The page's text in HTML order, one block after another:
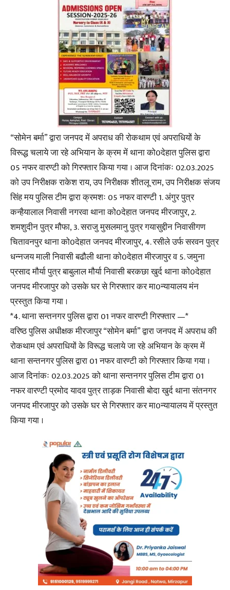
“सोमेन बर्मा” द्वारा जनपद में अपराध की रोकथाम एवं अपराधियों के
विरूद्ध चलाये जा रहे अभियान के क्रम में थाना को0देहात पुलिस द्वारा
05 नफर वारण्टी को गिरफ्तार किया गया । आज दिनांकः 02.03.2025
को उप निरीक्षक राकेश राय, उप निरीक्षक शीतलू राम, उप निरीक्षक संजय
सिंह मय पुलिस टीम द्वारा क्रमशः 05 नफर वारण्टी 1. अंगुर पुत्र
कन्हैयालाल निवासी नगरवा थाना को0देहात जनपद मीरजापुर, 2.
शमशुदीन पुत्र मौफा, 3. सराजु मुसलमानु पुत्र गयासुद्दीन निवासीगण
चितावनपुर थाना को0देहात जनपद मीरजापुर, 4. रसीले उर्फ सरवन पुत्र
धन्नजय माली निवासी बढौली थाना को0देहात मीरजापुर व 5. जमुना
प्रसाद मौर्या पुत्र बाबुलाल मौर्या निवासी बरकछा खुर्द थाना को0देहात
जनपद मीरजापुर को उसके घर से गिरफ्तार कर मा0न्यायालय मंन
प्रस्तुत किया गया ।
*4. थाना सन्तनगर पुलिस द्वारा 01 नफर वारण्टी गिरफ्तार —*
वरिष्ठ पुलिस अधीक्षक मीरजापुर “सोमेन बर्मा” द्वारा जनपद में अपराध की
रोकथाम एवं अपराधियों के विरूद्ध चलाये जा रहे अभियान के क्रम में
थाना सन्तनगर पुलिस द्वारा 01 नफर वारण्टी को गिरफ्तार किया गया ।
आज दिनांकः 02.03.2025 को थाना सन्तनगर पुलिस टीम द्वारा 01
नफर वारण्टी प्रमोद यादव पुत्र ताड़क निवासी बोदा खुर्द थाना संतनगर
जनपद मीरजापुर को उसके घर से गिरफ्तार कर मा0न्यायालय में प्रस्तुत
किया गया ।